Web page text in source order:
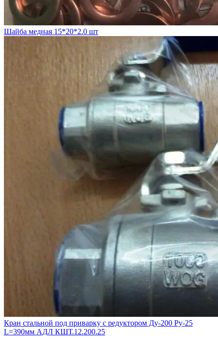
Шайба медная 15*20*2.0 шт
Кран стальной под приварку с редуктором Ду-200 Ру-25
L=390мм АДЛ КШТ.12.200.25